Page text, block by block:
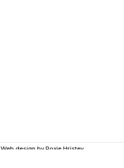
Web design by Roxie Hristev.